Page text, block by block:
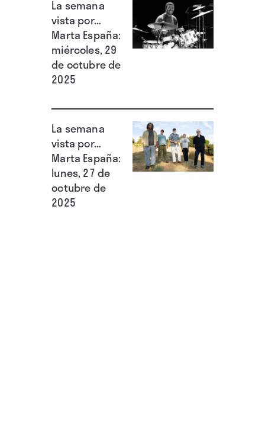
conductas excesivas, infantiles, grotescas y las
segregaciones físicas. Por supuesto, a este
mundo llegan advenedizos, trepas como Tom
(Matthew Macfadyen), acaso los que tienen
voracidad para acceder al dinero y al estatus
social; esos movimientos, en apariencia
laterales, son claves en el tablero narrativo.
La semana
vista por...
Marta España:
miércoles, 29
de octubre de
2025
La semana
vista por...
Marta España:
lunes, 27 de
octubre de
2025